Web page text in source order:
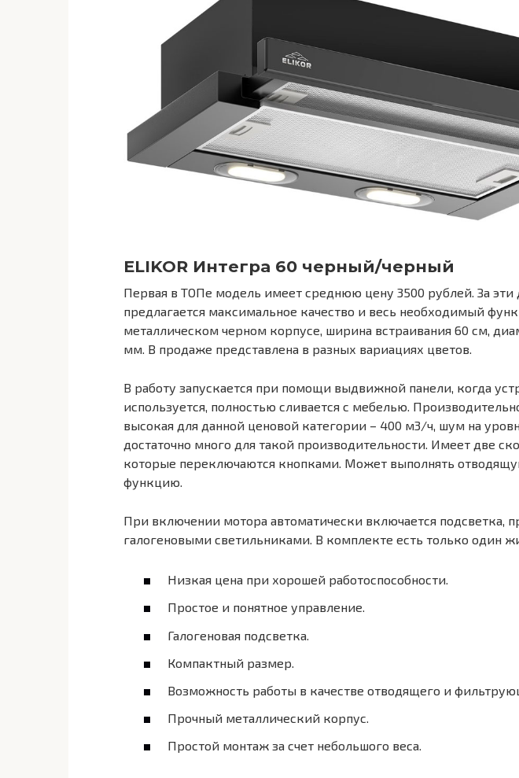
ELIKOR Интегра 60 черный/черный
Первая в ТОПе модель имеет среднюю цену 3500 рублей. За эти
предлагается максимальное качество и весь необходимый
металлическом черном корпусе, ширина встраивания 60 см,
мм. В продаже представлена в разных вариациях цветов.
В работу запускается при помощи выдвижной панели, когда
используется, полностью сливается с мебелью.
высокая для данной ценовой категории – 400 м3/ч, шум на
достаточно много для такой производительности. Имеет две
которые переключаются кнопками. Может выполнять
функцию.
При включении мотора автоматически включается подсветка,
галогеновыми светильниками. В комплекте есть только один
Низкая цена при хорошей работоспособности.
Простое и понятное управление.
Галогеновая подсветка.
Компактный размер.
Возможность работы в качестве отводящего и
Прочный металлический корпус.
Простой монтаж за счет небольшого веса.